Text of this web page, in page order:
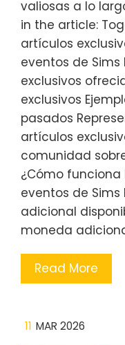
valiosas a lo
in the article:
artículos
eventos de Sims
exclusivos
exclusivos
pasados
artículos
comunidad
¿Cómo
eventos de Sims
adicional
moneda
Read More
11 MAR 2026